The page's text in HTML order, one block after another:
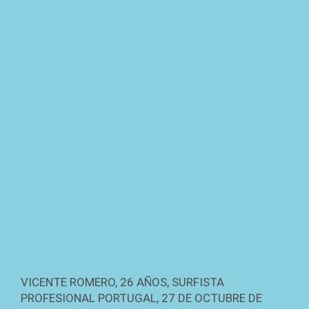
VICENTE ROMERO, 26 AÑOS, SURFISTA
PROFESIONAL PORTUGAL, 27 DE OCTUBRE DE